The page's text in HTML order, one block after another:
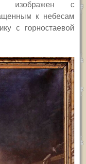
изображен с
к небесам
с горностаевой